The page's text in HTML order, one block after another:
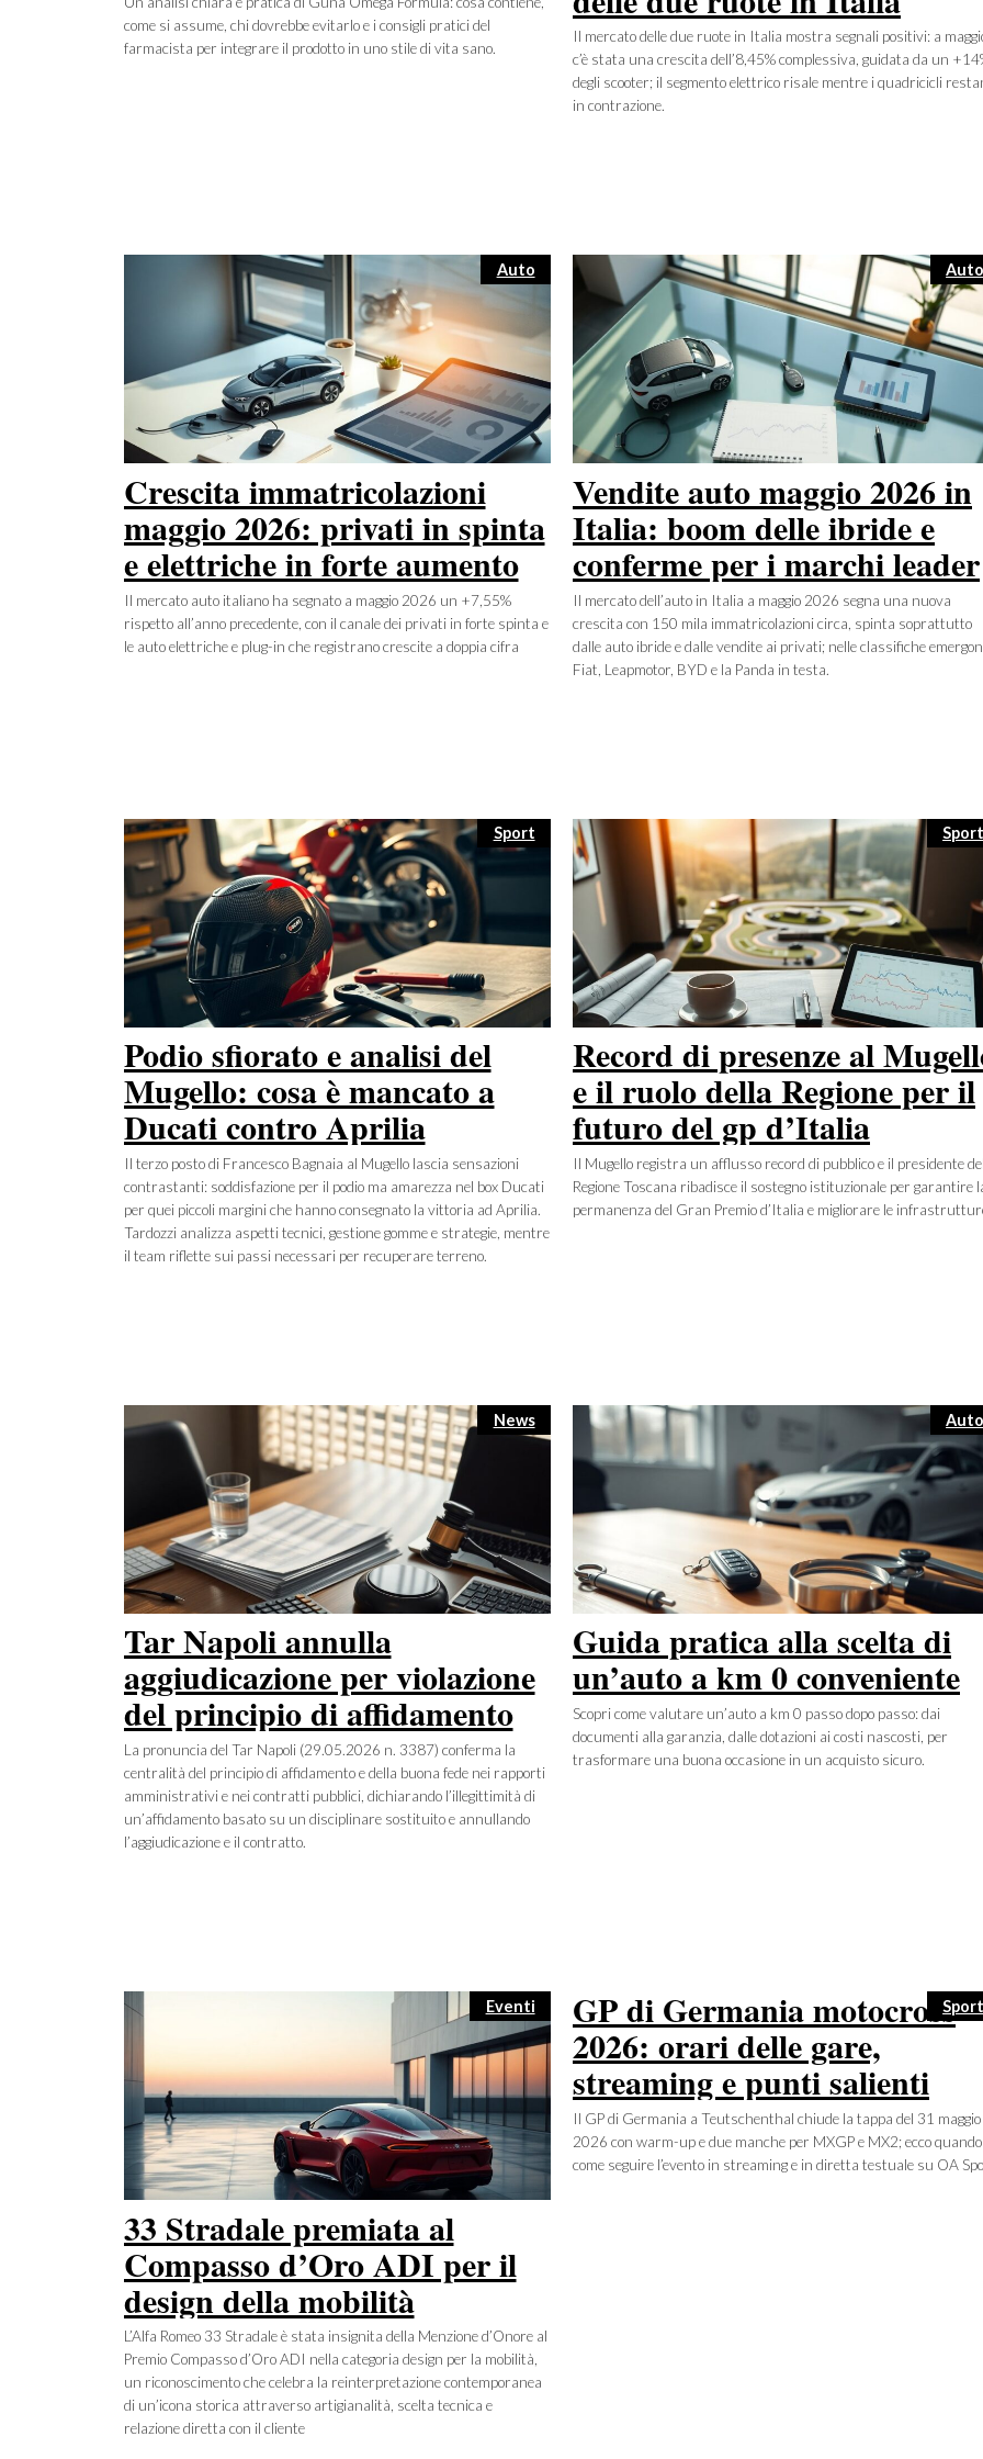
colesterolo normali
come si assume, chi dovrebbe evitarlo e i consigli pratici del
farmacista per integrare il prodotto in uno stile di vita sano.
Il mercato delle due ruote in Italia mostra segnali positivi: a
c’è stata una crescita dell’8,45% complessiva, guidata da un
degli scooter; il segmento elettrico risale mentre i quadricicli
in contrazione.
Crescita immatricolazioni
maggio 2026: privati in spinta
e elettriche in forte aumento
Il mercato auto italiano ha segnato a maggio 2026 un +7,55%
rispetto all’anno precedente, con il canale dei privati in forte spinta e
le auto elettriche e plug-in che registrano crescite a doppia cifra
Categorie
Auto
Vendite auto maggio 2026 in
Italia: boom delle ibride e
conferme per i marchi leader
Il mercato dell’auto in Italia a maggio 2026 segna una nuova
crescita con 150 mila immatricolazioni circa, spinta soprattutto
dalle auto ibride e dalle vendite ai privati; nelle classifiche
Fiat, Leapmotor, BYD e la Panda in testa.
Auto
Podio sfiorato e analisi del
Mugello: cosa è mancato a
Ducati contro Aprilia
Il terzo posto di Francesco Bagnaia al Mugello lascia sensazioni
contrastanti: soddisfazione per il podio ma amarezza nel box Ducati
per quei piccoli margini che hanno consegnato la vittoria ad Aprilia.
Tardozzi analizza aspetti tecnici, gestione gomme e strategie, mentre
il team riflette sui passi necessari per recuperare terreno.
Categorie
Sport
Record di presenze al
e il ruolo della Regione per il
futuro del gp d’Italia
Il Mugello registra un afflusso record di pubblico e il presidente
Regione Toscana ribadisce il sostegno istituzionale per garantire
permanenza del Gran Premio d’Italia e migliorare le
Sport
Tar Napoli annulla
aggiudicazione per violazione
del principio di affidamento
La pronuncia del Tar Napoli (29.05.2026 n. 3387) conferma la
centralità del principio di affidamento e della buona fede nei rapporti
amministrativi e nei contratti pubblici, dichiarando l’illegittimità di
un’affidamento basato su un disciplinare sostituito e annullando
l’aggiudicazione e il contratto.
Categorie
News
Guida pratica alla scelta di
un’auto a km 0 conveniente
Scopri come valutare un’auto a km 0 passo dopo passo: dai
documenti alla garanzia, dalle dotazioni ai costi nascosti, per
trasformare una buona occasione in un acquisto sicuro.
Auto
33 Stradale premiata al
Compasso d’Oro ADI per il
design della mobilità
L’Alfa Romeo 33 Stradale è stata insignita della Menzione d’Onore al
Premio Compasso d’Oro ADI nella categoria design per la mobilità,
un riconoscimento che celebra la reinterpretazione contemporanea
di un’icona storica attraverso artigianalità, scelta tecnica e
relazione diretta con il cliente
Categorie
Eventi GP di Germania motocross
2026: orari delle gare,
streaming e punti salienti
Il GP di Germania a Teutschenthal chiude la tappa del 31 maggio
2026 con warm-up e due manche per MXGP e MX2; ecco quando
come seguire l’evento in streaming e in diretta testuale su OA
Sport